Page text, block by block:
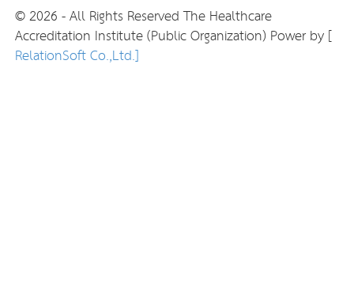
© 2026 - All Rights Reserved The Healthcare
Accreditation Institute (Public Organization) Power by [
RelationSoft Co.,Ltd.]